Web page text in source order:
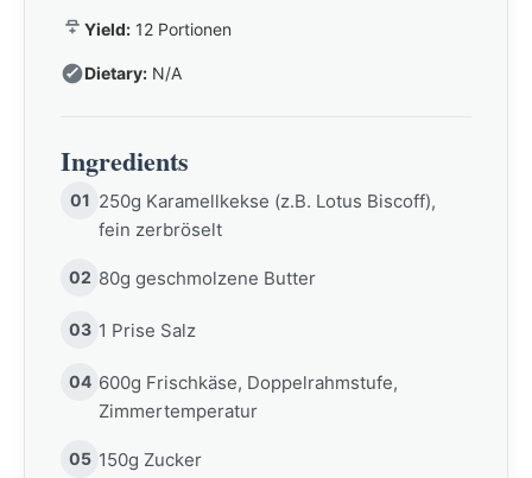
Yield: 12 Portionen
Dietary: N/A
Ingredients
01 250g Karamellkekse (z.B. Lotus Biscoff),
fein zerbröselt
02 80g geschmolzene Butter
03 1 Prise Salz
04 600g Frischkäse, Doppelrahmstufe,
Zimmertemperatur
05 150g Zucker